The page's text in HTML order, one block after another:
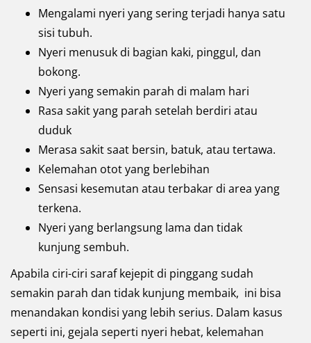
Mengalami nyeri yang sering terjadi hanya satu
sisi tubuh.
Nyeri menusuk di bagian kaki, pinggul, dan
bokong.
Nyeri yang semakin parah di malam hari
Rasa sakit yang parah setelah berdiri atau
duduk
Merasa sakit saat bersin, batuk, atau tertawa.
Kelemahan otot yang berlebihan
Sensasi kesemutan atau terbakar di area yang
terkena.
Nyeri yang berlangsung lama dan tidak
kunjung sembuh.
Apabila ciri-ciri saraf kejepit di pinggang sudah
semakin parah dan tidak kunjung membaik, ini bisa
menandakan kondisi yang lebih serius. Dalam kasus
seperti ini, gejala seperti nyeri hebat, kelemahan